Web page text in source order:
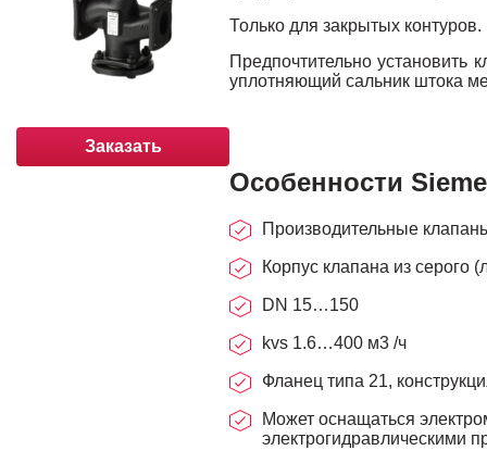
Заказать
Только для закрытых контуров.
Предпочтительно установить
уплотняющий сальник штока
Особенности
Производительные
Корпус клапана из серого
DN 15…150
kvs 1.6…400 м3 /ч
Фланец типа 21,
Может оснащаться
электрогидравлическими